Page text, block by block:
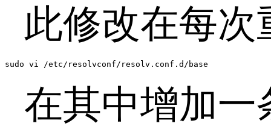
此修改在每
sudo vi /etc/resolvconf/resolv.conf.d/base
在其中增加一